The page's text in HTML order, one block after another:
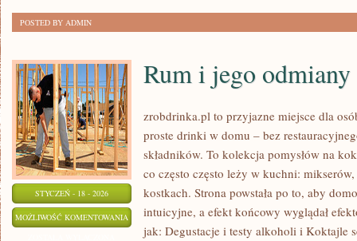
POSTED BY ADMIN
STYCZEŃ - 18 - 2026
MOŻLIWOŚĆ KOMENTOWANIA RUM
Rum i jego odmiany
zrobdrinka.pl to przyjazne miejsce dla
proste drinki w domu – bez
składników. To kolekcja pomysłów na
co często często leży w kuchni:
kostkach. Strona powstała po to, aby
intuicyjne, a efekt końcowy wyglądał
jak: Degustacje i testy alkoholi i Koktajle